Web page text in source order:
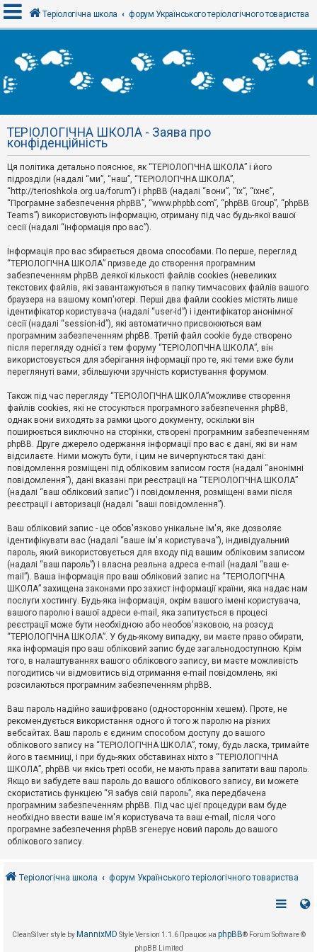
х
і
Р
е
с
т
р
а
ц
і
я
Т
е
м
и
б
е
з
в
і
д
о
і
д
е
й
А
т
и
в
е
м
и
П
о
ш
у
Д
о
м
о
г
Теріологічна школа форум Українського теріологічного товариства
ТЕРІОЛОГІЧНА ШКОЛА - Заява про
конфіденційність
Ця політика детально пояснює, як “ТЕРІОЛОГІЧНА ШКОЛА” і його
підрозділи (надалі “ми”, “наш”, “ТЕРІОЛОГІЧНА ШКОЛА”,
“http://terioshkola.org.ua/forum”) і phpBB (надалі “вони”, “їх”, “їхнє”,
“Програмне забезпечення phpBB”, “www.phpbb.com”, “phpBB Group”, “phpBB
Teams”) використовують інформацію, отриману під час будь-якої вашої
сесії (надалі “інформація про вас”).
Інформація про вас збирається двома способами. По перше, перегляд
“ТЕРІОЛОГІЧНА ШКОЛА” призведе до створення програмним
забезпеченням phpBB деякої кількості файлів cookies (невеликих
текстових файлів, які завантажуються в папку тимчасових файлів вашого
браузера на вашому комп'ютері. Перші два файли cookies містять лише
ідентифікатор користувача (надалі “user-id”) і ідентифікатор анонімної
сесії (надалі “session-id”), які автоматично присвоюються вам
програмним забезпеченням phpBB. Третій файл cookie буде створено
після перегляду однієї з тем форуму “ТЕРІОЛОГІЧНА ШКОЛА”, він
використовується для зберігання інформації про те, які теми вже були
переглянуті вами, збільшуючи зручність користування форумом.
Також під час перегляду “ТЕРІОЛОГІЧНА ШКОЛА”можливе створення
файлів cookies, які не стосуються програмного забезпечення phpBB,
однак вони виходять за рамки цього документу, оскільки він
поширюється виключно на сторінки, створені програмним забезпеченням
phpBB. Друге джерело одержання інформації про вас є дані, які ви нам
відсилаєте. Ними можуть бути, і цим не вичерпуються такі дані:
повідомлення розміщені під обліковим записом гостя (надалі “анонімні
повідомлення”), дані вказані при реєстрації на “ТЕРІОЛОГІЧНА ШКОЛА”
(надалі “ваш обліковий запис”) і повідомлення, розміщені вами після
реєстрації і авторизації (надалі “ваші повідомлення”).
Ваш обліковий запис - це обов'язково унікальне ім'я, яке дозволяє
ідентифікувати вас (надалі “ваше ім'я користувача”), індивідуальний
пароль, який використовується для входу під вашим обліковим записом
(надалі “ваш пароль”) і власна реальна адреса e-mail (надалі “ваш e-
mail”). Ваша інформація про ваш обліковий запис на “ТЕРІОЛОГІЧНА
ШКОЛА” захищена законами про захист інформації країни, яка надає нам
послуги хостингу. Будь-яка інформація, окрім вашого імені користувача,
вашого паролю і вашої адреси e-mail, яка запитується в процесі
реєстрації може бути необхідною або необов'язковою, на розсуд
“ТЕРІОЛОГІЧНА ШКОЛА”. У будь-якому випадку, ви маєте право обирати,
яка інформація про ваш обліковий запис буде загальнодоступною. Крім
того, в налаштуваннях вашого облікового запису, ви маєте можливість
погодитись чи відмовитись від отримання e-mail повідомлень, які
розсилаються програмним забезпеченням phpBB.
Ваш пароль надійно зашифровано (одностороннім хешем). Проте, не
рекомендується використання одного й того ж паролю на різних
вебсайтах. Ваш пароль є єдиним способом доступу до вашого
облікового запису на “ТЕРІОЛОГІЧНА ШКОЛА”, тому, будь ласка, тримайте
його в таємниці, і при будь-яких обставинах ніхто з “ТЕРІОЛОГІЧНА
ШКОЛА”, phpBB чи якісь треті особи, не мають права запитати ваш пароль.
Якщо ви забудете ваш пароль до вашого облікового запису, ви можете
скористатись функцією “Я забув свій пароль”, яка передбачена
програмним забезпеченням phpBB. Під час цієї процедури вам буде
необхідно ввести ваше ім'я користувача та ваш e-mail, після чого
програмне забезпечення phpBB згенерує новий пароль до вашого
облікового запису.
Теріологічна школа форум Українського теріологічного товариства
CleanSilver style by MannixMD Style Version 1.1.6 Працює на phpBB® Forum Software ©
phpBB Limited